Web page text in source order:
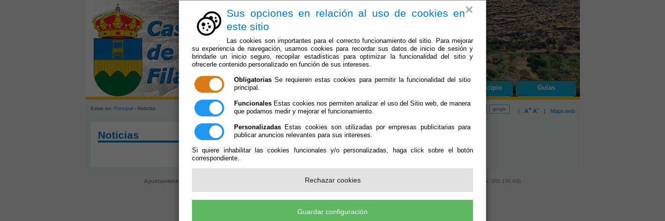
×
Sus opciones en relación al uso de cookies en
este sitio
Las cookies son importantes para el correcto funcionamiento del sitio. Para mejorar
su experiencia de navegación, usamos cookies para recordar sus datos de inicio de sesión y
brindarle un inicio seguro, recopilar estadísticas para optimizar la funcionalidad del sitio y
ofrecerle contenido personalizado en función de sus intereses.
Obligatorias Se requieren estas cookies para permitir la funcionalidad del sitio
principal.
Funcionales Estas cookies nos permiten analizar el uso del Sitio web, de manera
que podamos medir y mejorar el funcionamiento.
Personalizadas Estas cookies son utilizadas por empresas publicitarias para
publicar anuncios relevantes para sus intereses.
Si quiere inhabilitar las cookies funcionales y/o personalizadas, haga click sobre el botón
correspondiente.
Rechazar cookies
Guardar configuración
El Municipio Guías
Estas en: Principal- Noticias | A+ A- | Mapa web
Noticias
Ayuntamiento de Castro de Filabres (CIF: P-0403300-G)
- Calle/ Carretera, 4 - 04212 Castro de Filabres (Almería) - Teléf.: 950.365.013 Fax: 950.106.435